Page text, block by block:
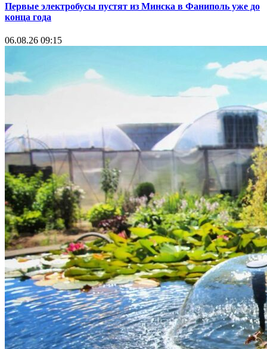
Первые электробусы пустят из Минска в Фаниполь уже до
конца года
06.08.26 09:15